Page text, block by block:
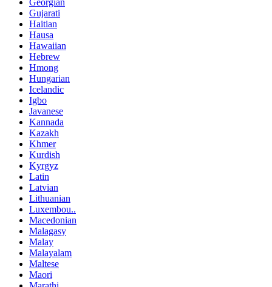
Georgian
Gujarati
Haitian
Hausa
Hawaiian
Hebrew
Hmong
Hungarian
Icelandic
Igbo
Javanese
Kannada
Kazakh
Khmer
Kurdish
Kyrgyz
Latin
Latvian
Lithuanian
Luxembou..
Macedonian
Malagasy
Malay
Malayalam
Maltese
Maori